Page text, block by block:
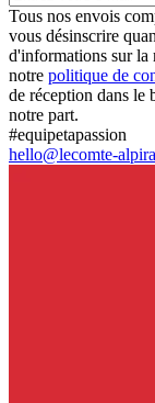
Tous nos envois
vous désinscrire
d'informations sur la
notre politique de
de réception dans le
notre part.
#equipetapassion
hello@lecomte-